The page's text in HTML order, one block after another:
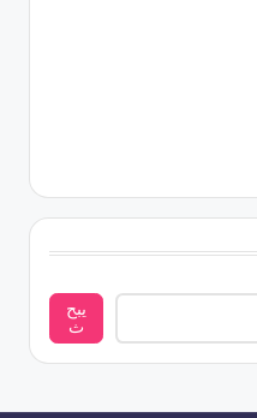
يبح
ث